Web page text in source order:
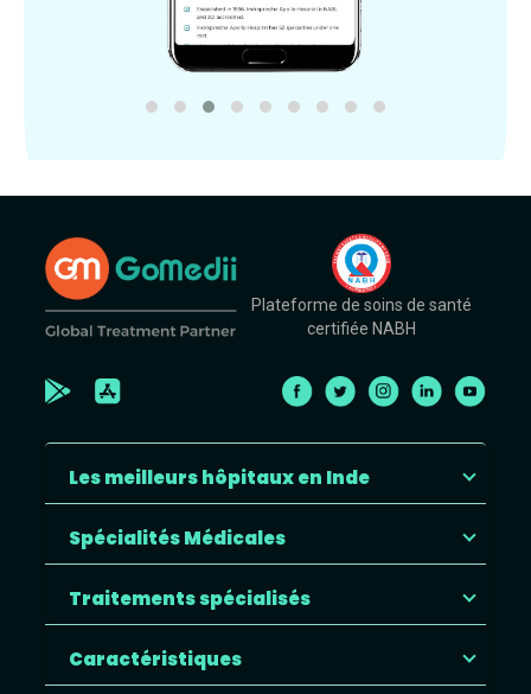
Plateforme de soins de santé
certifiée NABH
Les meilleurs hôpitaux en Inde
Spécialités Médicales
Traitements spécialisés
Caractéristiques